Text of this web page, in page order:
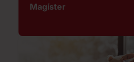
Magíster